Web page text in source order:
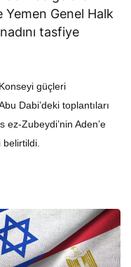
Yemen Genel Halk
tasfiye
güçleri
Dabi’deki toplantıları
Zubeydi’nin Aden’e